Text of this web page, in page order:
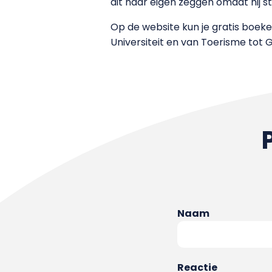
Op de website kun je gratis
Universiteit en van Toerisme tot
Naam
Reactie